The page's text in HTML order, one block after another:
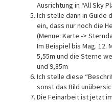
Ausrichtung in “All Sky
Ich stelle dann in Guide
ein, dass nur noch die
(Menue: Karte ->
Im Beispiel bis Mag. 12.
5,55m und die Sterne
und 9,85m
Ich stelle diese
sonst das Bild
Die Feinarbeit ist jetzt